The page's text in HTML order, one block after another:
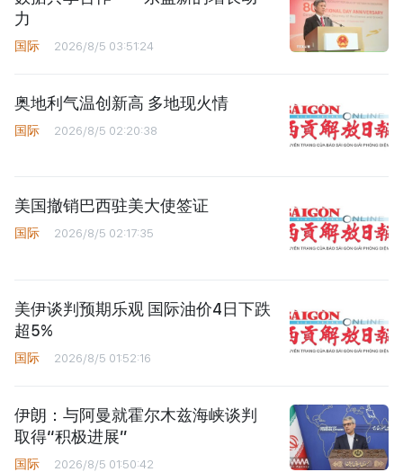
力
国际 2026/8/5 03:51:24
奥地利气温创新高 多地现火情
国际 2026/8/5 02:20:38
美国撤销巴西驻美大使签证
国际 2026/8/5 02:17:35
美伊谈判预期乐观 国际油价4日下跌
超5%
国际 2026/8/5 01:52:16
伊朗：与阿曼就霍尔木兹海峡谈判
取得“积极进展”
国际 2026/8/5 01:50:42